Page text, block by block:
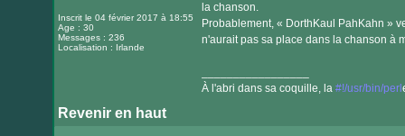
Inscrit le 04 février 2017 à 18:55
Age : 30
Messages : 236
Localisation : Irlande
la chanson.
Probablement, « DorthKaul PahKahn »
n'aurait pas sa place dans la chanson à
À l'abri dans sa coquille, la #!/usr/bin/perl
Revenir en haut